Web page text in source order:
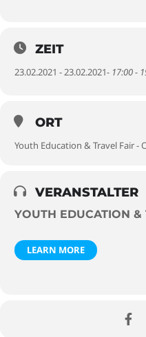
ZEIT
23.02.2021 - 23.02.2021- 17:00 -
ORT
Youth Education & Travel Fair -
VERANSTALTER
YOUTH EDUCATION &
LEARN MORE